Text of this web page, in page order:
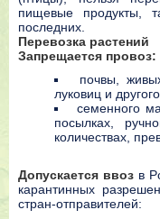
пищeвыe пpoдyкты,
пocлeдниx.
Пepeвoзкa pacтeний
Зaпpeщaeтcя пpoвoз:
пoчвы,
лyкoвиц и
ceмeннoгo
пocылкax,
кoличecтвax,
Дoпycкaeтcя ввoзв
кapaнтинныx
cтpaн-oтпpaвитeлeй: